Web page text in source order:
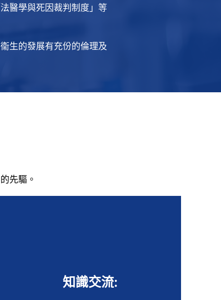
醫學與死因裁判制度」等
生的發展有充份的倫理及
先驅。
知識交流: